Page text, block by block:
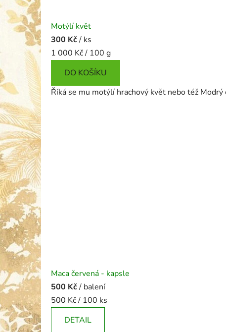
Motýlí květ
300 Kč/ ks
Měrná
1 000 Kč / 100 g
DO KOŠÍKU
Říká se mu motýlí hrachový květ nebo též
Maca červená - kapsle
500 Kč/ balení
Měrná
500 Kč / 100 ks
DETAIL